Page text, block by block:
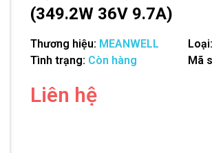
(349.2W 36V 9.7A)
Thương hiệu: MEANWELL Loại:
Tình trạng: Còn hàng Mã
Liên hệ